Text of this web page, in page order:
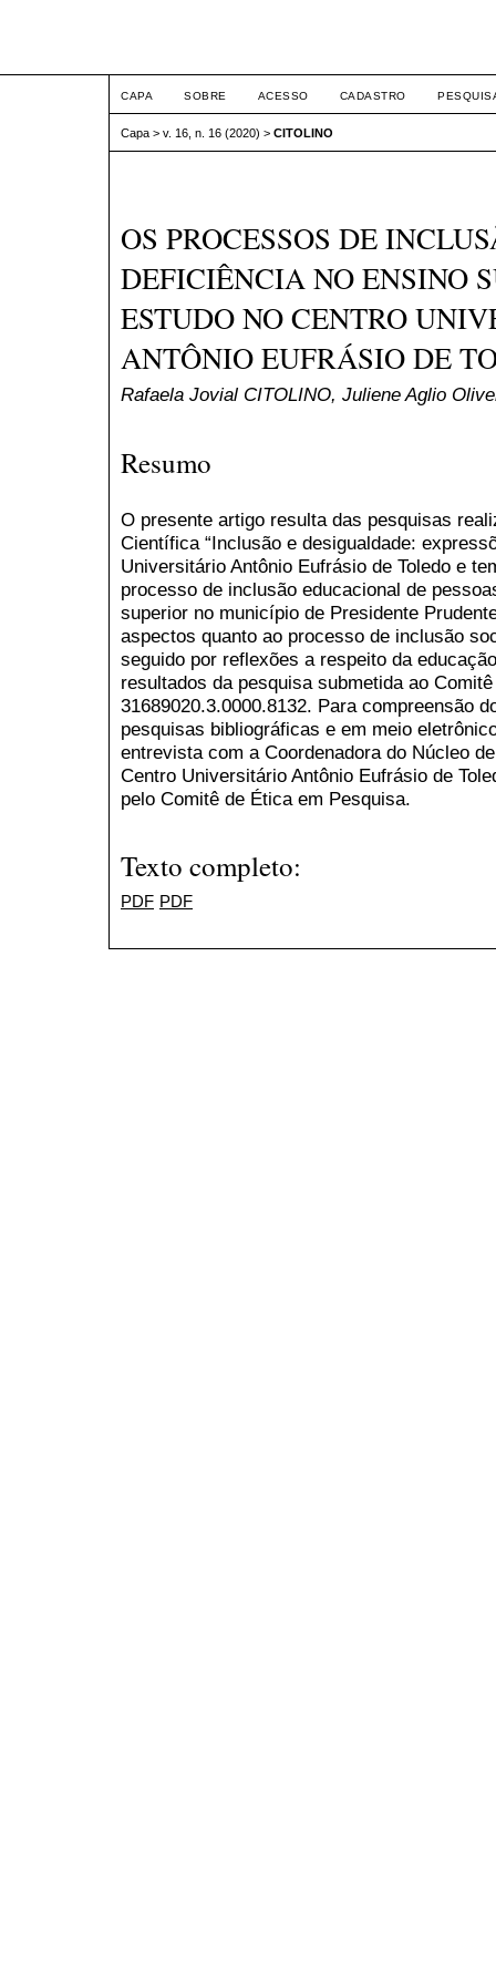
CAPA SOBRE ACESSO CADASTRO
Capa > v. 16, n. 16 (2020) > CITOLINO
OS PROCESSOS DE
DEFICIÊNCIA NO ENSINO
ESTUDO NO CENTRO
ANTÔNIO EUFRÁSIO DE
Rafaela Jovial CITOLINO, Juliene Aglio
Resumo
O presente artigo resulta das pesquisas
Científica “Inclusão e desigualdade:
Universitário Antônio Eufrásio de Toledo e
processo de inclusão educacional de
superior no município de Presidente
aspectos quanto ao processo de inclusão
seguido por reflexões a respeito da
resultados da pesquisa submetida ao
31689020.3.0000.8132. Para compreensão
pesquisas bibliográficas e em meio
entrevista com a Coordenadora do Núcleo
Centro Universitário Antônio Eufrásio de
pelo Comitê de Ética em Pesquisa.
Texto completo:
PDF PDF